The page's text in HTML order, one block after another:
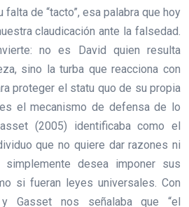
de “tacto”, esa palabra que hoy
claudicación ante la falsedad.
no es David quien resulta
sino la turba que reacciona con
proteger el statu quo de su propia
el mecanismo de defensa de lo
(2005) identificaba como el
que no quiere dar razones ni
desea imponer sus
si fueran leyes universales. Con
y Gasset nos señalaba que “el